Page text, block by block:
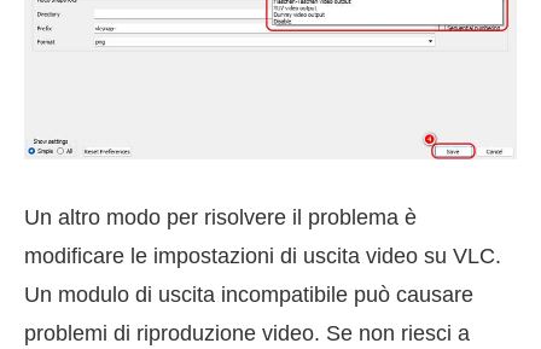
Un altro modo per risolvere il problema è
modificare le impostazioni di uscita video su VLC.
Un modulo di uscita incompatibile può causare
problemi di riproduzione video. Se non riesci a